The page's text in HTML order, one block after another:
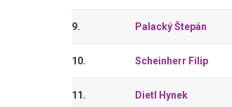
9. Palacký Štepán
10. Scheinherr Filip
11. Dietl Hynek